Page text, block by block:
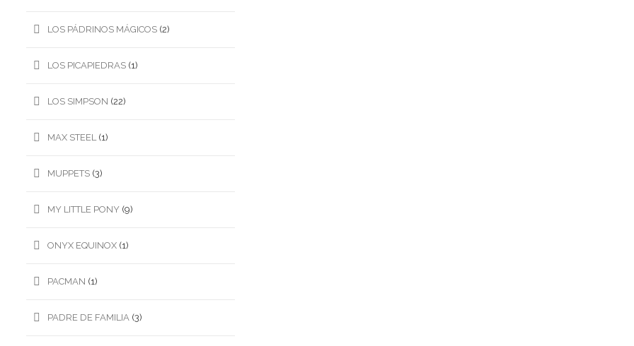
LOS PÁDRINOS MÁGICOS (2)
LOS PICAPIEDRAS (1)
LOS SIMPSON (22)
MAX STEEL (1)
MUPPETS (3)
MY LITTLE PONY (9)
ONYX EQUINOX (1)
PACMAN (1)
PADRE DE FAMILIA (3)